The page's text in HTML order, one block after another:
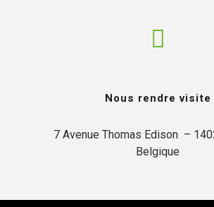
Nous rendre visite
7 Avenue Thomas Edison  –
Belgique